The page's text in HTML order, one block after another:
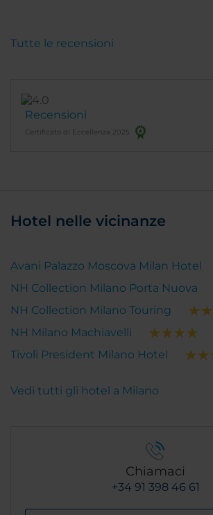
Recensioni
Certificato di Eccellenza 2025
Tutte le recensioni
Hotel nelle vicinanze
Avani Palazzo Moscova Milan Hotel
NH Collection Milano Porta Nuova
NH Collection Milano Touring
NH Milano Machiavelli
Tivoli President Milano Hotel
Vedi tutti gli hotel a Milano
Chiamaci
+34 91 398 46 61